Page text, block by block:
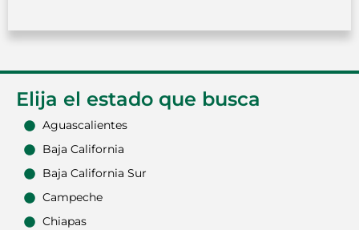
Elija el estado que busca
Aguascalientes
Baja California
Baja California Sur
Campeche
Chiapas